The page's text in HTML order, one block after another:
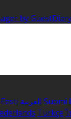
by
Eesti العربية Suomi
Türkçe